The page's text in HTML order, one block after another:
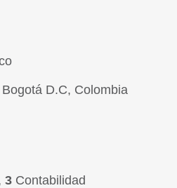
D.C, Colombia
3 Contabilidad